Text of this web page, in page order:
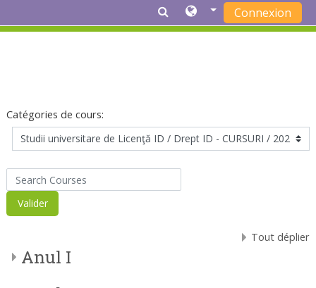
Connexion
Catégories de cours:
Search Courses
Valider
Tout déplier
Anul I